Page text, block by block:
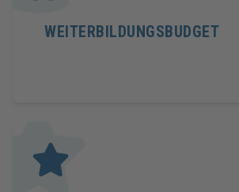
WEITERBILDUNGSBUDGET